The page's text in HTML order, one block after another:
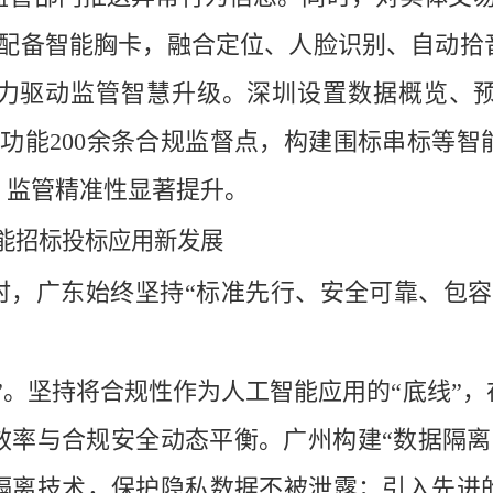
备智能胸卡，融合定位、人脸识别、自动
驱动监管智慧升级。深圳设置数据概览、
能200余条合规监督点，构建围标串标等
管精准性显著提升。
招标投标应用新发展
，广东始终坚持“标准先行、安全可靠、包
。坚持将合规性作为人工智能应用的“底线”
与合规安全动态平衡。广州构建“数据隔